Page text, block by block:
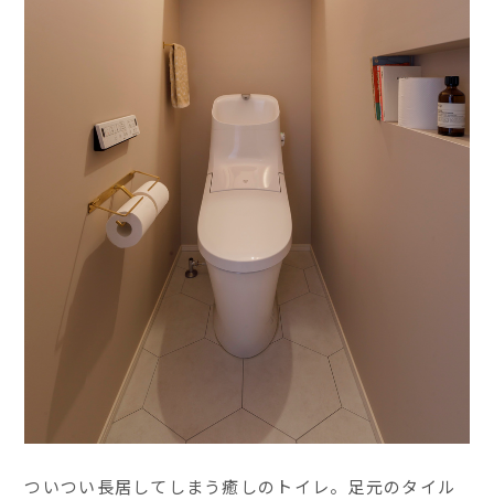
ついつい長居してしまう癒しのトイレ。足元のタイル